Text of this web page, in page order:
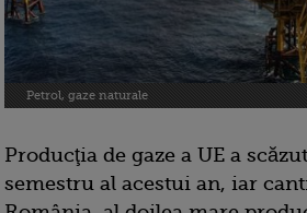
Petrol, gaze naturale
Producţia de gaze a UE a
semestru al acestui an, iar